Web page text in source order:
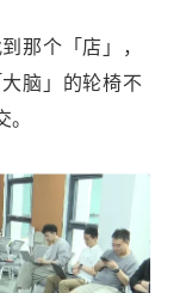
那个「店」，
脑」的轮椅不